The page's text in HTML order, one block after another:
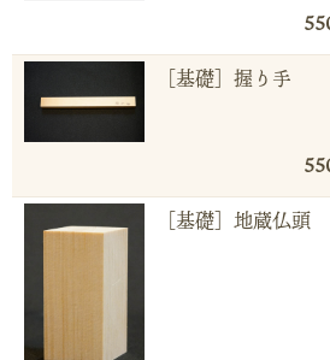
［基礎］握り手
［基礎］地蔵仏頭